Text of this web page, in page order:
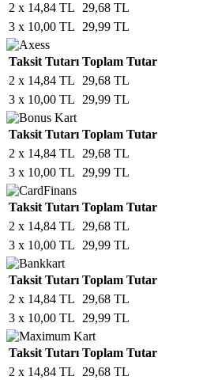
2 x 14,84 TL
29,68 TL
3 x 10,00 TL
29,99 TL
Taksit Tutarı Toplam Tutar
2 x 14,84 TL
29,68 TL
3 x 10,00 TL
29,99 TL
Taksit Tutarı Toplam Tutar
2 x 14,84 TL
29,68 TL
3 x 10,00 TL
29,99 TL
Taksit Tutarı Toplam Tutar
2 x 14,84 TL
29,68 TL
3 x 10,00 TL
29,99 TL
Taksit Tutarı Toplam Tutar
2 x 14,84 TL
29,68 TL
3 x 10,00 TL
29,99 TL
Taksit Tutarı Toplam Tutar
2 x 14,84 TL
29,68 TL